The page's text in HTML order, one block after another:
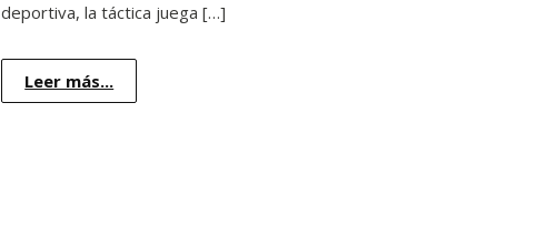
deportiva, la táctica juega […]
Leer más...